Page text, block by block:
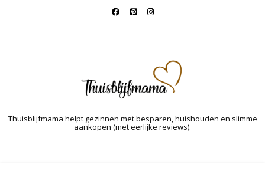
Thuisblijfmama helpt gezinnen met besparen, huishouden en slimme
aankopen (met eerlijke reviews).